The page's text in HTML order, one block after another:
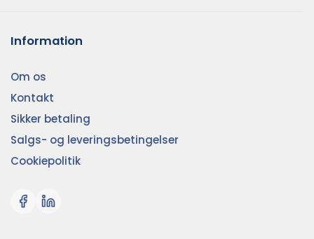
Information
Om os
Kontakt
Sikker betaling
Salgs- og leveringsbetingelser
Cookiepolitik